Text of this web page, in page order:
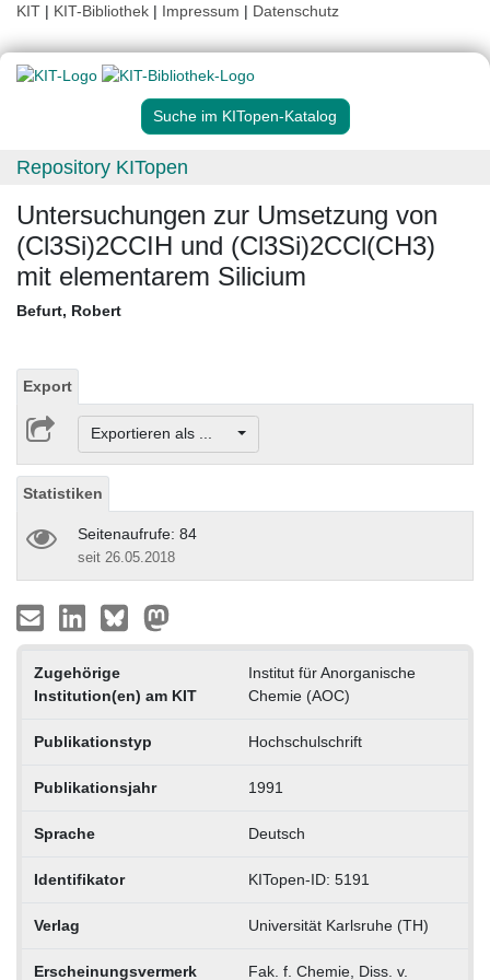
KIT | KIT-Bibliothek | Impressum | Datenschutz
Suche im KITopen-Katalog
Repository KITopen
Untersuchungen zur Umsetzung von
(Cl3Si)2CCIH und (Cl3Si)2CCl(CH3)
mit elementarem Silicium
Befurt, Robert
Export
Exportieren als ...
Statistiken
Seitenaufrufe: 84
seit 26.05.2018
Zugehörige
Institution(en) am KIT
Institut für Anorganische
Chemie (AOC)
Publikationstyp Hochschulschrift
Publikationsjahr 1991
Sprache Deutsch
Identifikator KITopen-ID: 5191
Verlag Universität Karlsruhe (TH)
Erscheinungsvermerk Fak. f. Chemie, Diss. v.